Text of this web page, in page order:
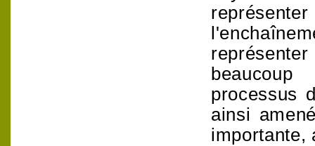
processus
ainsi
importante,